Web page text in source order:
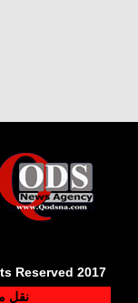
2017 Qods News Agency. All Rights Reserved
نقل